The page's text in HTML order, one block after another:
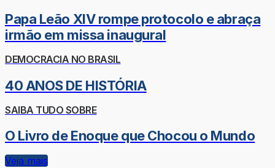
Papa Leão XIV rompe protocolo e abraça
irmão em missa inaugural
DEMOCRACIA NO BRASIL
40 ANOS DE HISTÓRIA
SAIBA TUDO SOBRE
O Livro de Enoque que Chocou o Mundo
Veja mais